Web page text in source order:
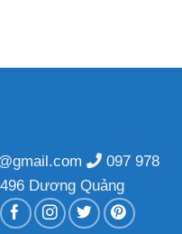
097 978
496 Dương Quảng